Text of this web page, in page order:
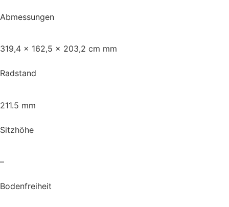
Abmessungen
319,4 x 162,5 x 203,2 cm mm
Radstand
211.5 mm
Sitzhöhe
–
Bodenfreiheit